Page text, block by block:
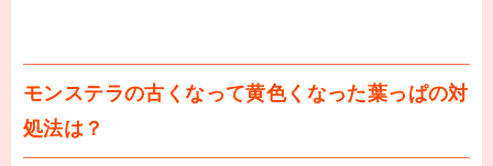
モンステラの古くなって黄色くなった葉っぱの対
処法は？